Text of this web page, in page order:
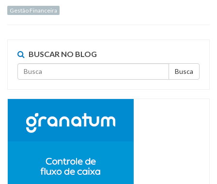
Gestão Financeira
BUSCAR NO BLOG
Busca